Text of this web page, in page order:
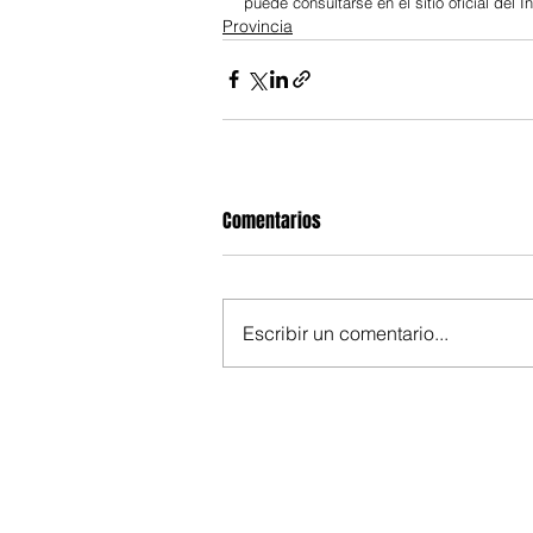
Provincia
Comentarios
Escribir un comentario...